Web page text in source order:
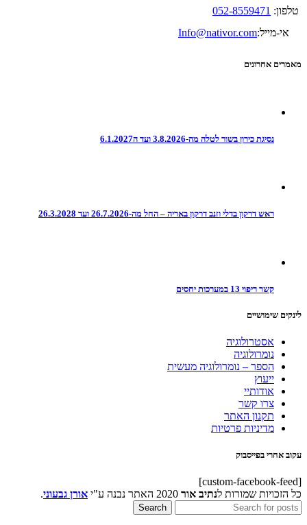
טלפון: 052-8559471
אי-מייל:Info@nativor.com
מאמרים אחרונים
נסיגת כירון בשור לטלה מה-3.8.2026 ועד ה6.1.2027
ראש דרקון בדלי וזנב דרקון באריה – החל מה-26.7.2026 ועד 26.3.2028
קשר ריפוי 13 במערכות יחסים
לינקים שימושיים
אסטרולוגיה
נומרולוגיה
הספר – נומרולוגיה מעשית
ייעוץ
אודותיי
צרו קשר
תקנון האתר
מדיניות פרטיות
עקוב אחרי בפייסבוק
[custom-facebook-feed]
כל הזכויות שמורות לנתיב אור 2020 האתר נבנה ע"י אורן גבעוני.
Search